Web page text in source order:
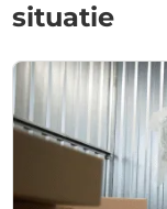
situatie